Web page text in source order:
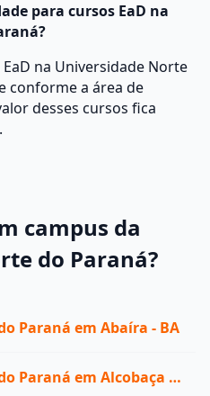
para cursos EaD na
na Universidade Norte
conforme a área de
desses cursos fica
campus da
do Paraná?
Paraná em Abaíra - BA
Paraná em Alcobaça -